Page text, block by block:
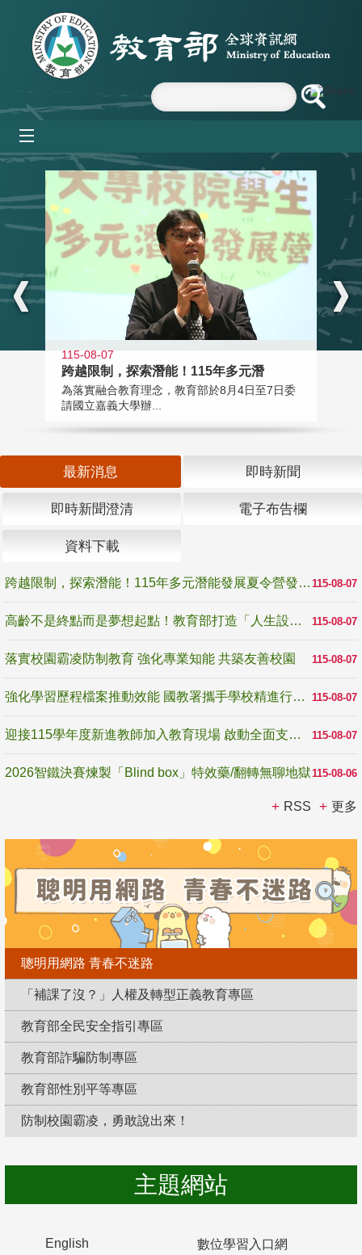
跳到主要內容區塊
:::
115-08-07
跨越限制，探索潛能！115年多元潛
為落實融合教育理念，教育部於8月4日至7日委
請國立嘉義大學辦...
最新消息 即時新聞
即時新聞澄清 電子布告欄
資料下載
115-08-07
跨越限制，探索潛能！115年多元潛能發展夏令營發掘生命無限可能
115-08-07
高齡不是終點而是夢想起點！教育部打造「人生設計夢工場」 參展第3屆高齡健康產業博覽會
115-08-07
落實校園霸凌防制教育 強化專業知能 共築友善校園
115-08-07
強化學習歷程檔案推動效能 國教署攜手學校精進行政與教學支持
115-08-07
迎接115學年度新進教師加入教育現場 啟動全面支持陪伴
115-08-06
2026智鐵決賽煉製「Blind box」特效藥/翻轉無聊地獄
RSS 更多
聰明用網路 青春不迷路
「補課了沒？」人權及轉型正義教育專區
教育部全民安全指引專區
教育部詐騙防制專區
教育部性別平等專區
防制校園霸凌，勇敢說出來！
主題網站
English 數位學習入口網